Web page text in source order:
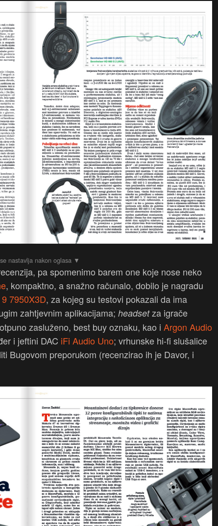
pa spomenimo barem one koje nose neko
, kompaktno, a snažno računalo, dobilo je nagradu
7950X3D, za kojeg su testovi pokazali da ima
zahtjevnim aplikacijama; headsetza igrače
zasluženo, best buy oznaku, kao i Argon Audio
i jeftini DAC iFi Audio Uno; vrhunske hi-fi slušalice
Bugovom preporukom (recenzirao ih je Davor, i